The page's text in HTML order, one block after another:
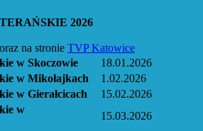
2026
na stronie TVP Katowice
w Skoczowie
18.01.2026
w Mikołajkach
1.02.2026
w Gierałcicach
15.02.2026
w
15.03.2026